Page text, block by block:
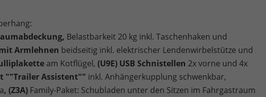
Belastbarkeit 20 kg inkl. Taschenhaken und
Armlehnen beidseitig inkl. elektrischer Lendenwirbelstütze und
am Kotflügel, (U9E) USB Schnistellen 2x vorne und 4x
""Trailer Assistent"" inkl. Anhängerkupplung schwenkbar,
, (Z3A) Family-Paket: Schubladen unter den Sitzen im Fahrgastraum